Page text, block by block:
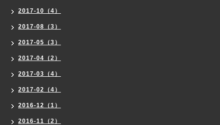
2017-10（4）
2017-08（3）
2017-05（3）
2017-04（2）
2017-03（4）
2017-02（4）
2016-12（1）
2016-11（2）